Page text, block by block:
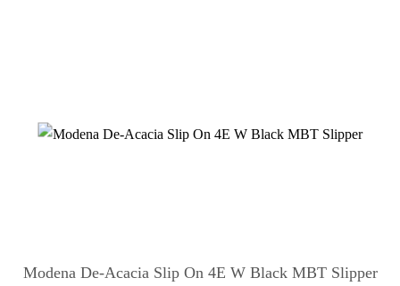
Modena De-Acacia Slip On 4E W Black MBT Slipper